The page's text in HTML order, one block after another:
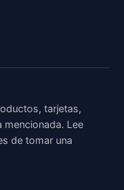
tarjetas,
Lee
de tomar una